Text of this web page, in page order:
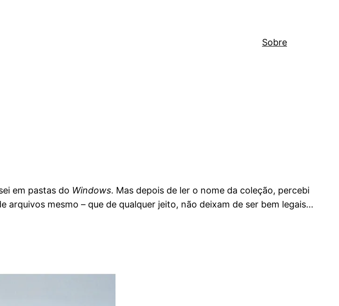
Sobre
em pastas do Windows. Mas depois de ler o nome da coleção, percebi
mesmo – que de qualquer jeito, não deixam de ser bem legais…